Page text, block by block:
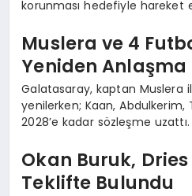
korunması hedefiyle hareket
Muslera ve 4
Yeniden Anlaşma
Galatasaray, kaptan Muslera
yenilerken; Kaan, Abdulkerim,
2028’e kadar sözleşme uzattı.
Okan Buruk, Dries
Teklifte Bulundu